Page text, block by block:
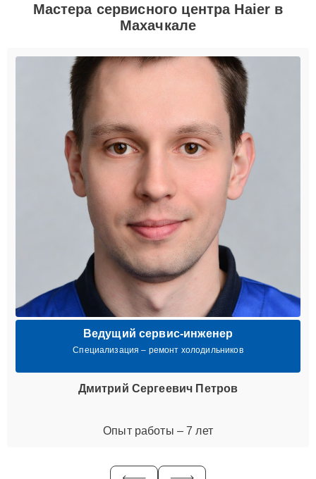
Мастера сервисного центра Haier в
Махачкале
Ведущий сервис-инженер
Специализация – ремонт холодильников
Дмитрий Сергеевич Петров
Опыт работы – 7 лет